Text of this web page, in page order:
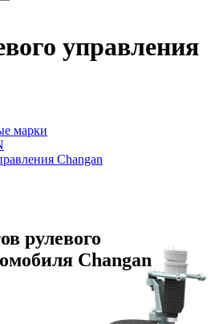
управления
марки
Changan
рулевого
Changan